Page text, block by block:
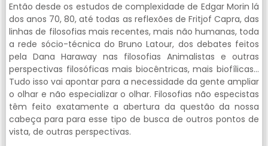
Então desde os estudos de complexidade de Edgar Morin lá
dos anos 70, 80, até todas as reflexões de Fritjof Capra, das
linhas de filosofias mais recentes, mais não humanas, toda
a rede sócio-técnica do Bruno Latour, dos debates feitos
pela Dana Haraway nas filosofias Animalistas e outras
perspectivas filosóficas mais biocêntricas, mais biofílicas…
Tudo isso vai apontar para a necessidade da gente ampliar
o olhar e não especializar o olhar. Filosofias não especistas
têm feito exatamente a abertura da questão da nossa
cabeça para para esse tipo de busca de outros pontos de
vista, de outras perspectivas.